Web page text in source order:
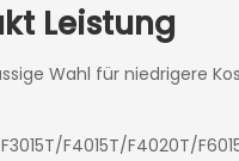
Leistung
Wahl für niedrigere
F4015T/F4020T/